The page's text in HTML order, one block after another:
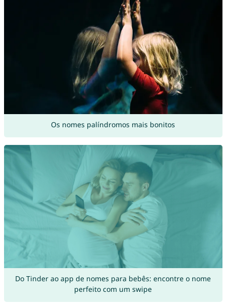
Os nomes palíndromos mais bonitos
Do Tinder ao app de nomes para bebês: encontre o nome
perfeito com um swipe